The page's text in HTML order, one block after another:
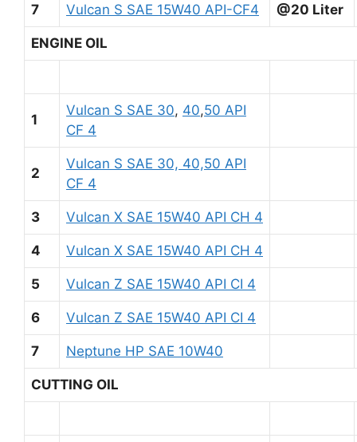
7 Vulcan S SAE 15W40 API-CF4 @20 Liter
ENGINE OIL
1
Vulcan S SAE 30, 40,50 API
CF 4
2
Vulcan S SAE 30, 40,50 API
CF 4
3 Vulcan X SAE 15W40 API CH 4
4 Vulcan X SAE 15W40 API CH 4
5 Vulcan Z SAE 15W40 API CI 4
6 Vulcan Z SAE 15W40 API CI 4
7 Neptune HP SAE 10W40
CUTTING OIL